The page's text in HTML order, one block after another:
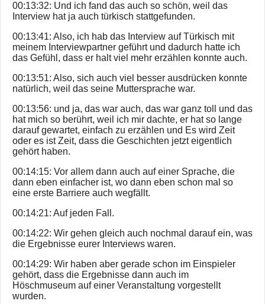
00:13:32: Und ich fand das auch so schön, weil das
Interview hat ja auch türkisch stattgefunden.
00:13:41: Also, ich hab das Interview auf Türkisch mit
meinem Interviewpartner geführt und dadurch hatte ich
das Gefühl, dass er halt viel mehr erzählen konnte auch.
00:13:51: Also, sich auch viel besser ausdrücken konnte
natürlich, weil das seine Muttersprache war.
00:13:56: und ja, das war auch, das war ganz toll und das
hat mich so berührt, weil ich mir dachte, er hat so lange
darauf gewartet, einfach zu erzählen und Es wird Zeit
oder es ist Zeit, dass die Geschichten jetzt eigentlich
gehört haben.
00:14:15: Vor allem dann auch auf einer Sprache, die
dann eben einfacher ist, wo dann eben schon mal so
eine erste Barriere auch wegfällt.
00:14:21: Auf jeden Fall.
00:14:22: Wir gehen gleich auch nochmal darauf ein, was
die Ergebnisse eurer Interviews waren.
00:14:29: Wir haben aber gerade schon im Einspieler
gehört, dass die Ergebnisse dann auch im
Höschmuseum auf einer Veranstaltung vorgestellt
wurden.